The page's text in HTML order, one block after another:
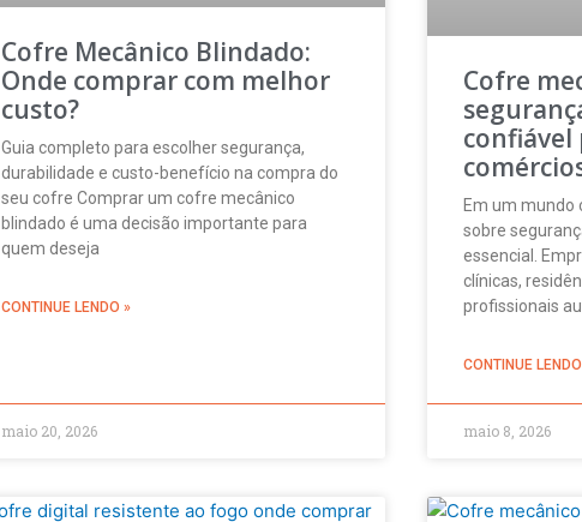
Cofre Mecânico Blindado:
Onde comprar com melhor
custo?
Guia completo para escolher segurança,
durabilidade e custo-benefício na compra do
seu cofre Comprar um cofre mecânico
blindado é uma decisão importante para
quem deseja
CONTINUE LENDO »
maio 20, 2026
Cofre
confiável
Em um mundo
sobre
essencial.
clínicas,
profissionais
CONTINUE
maio 8, 2026